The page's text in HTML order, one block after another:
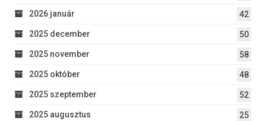
2026 január 42
2025 december 50
2025 november 58
2025 október 48
2025 szeptember 52
2025 augusztus 25